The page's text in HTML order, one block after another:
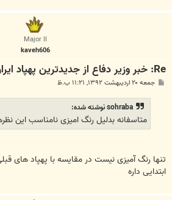
Major II
kaveh606
Re: خبر وزیر دفاع از جدیدترین پهپاد ایران
جمعه ۲۰ اردیبهشت ۱۳۹۲, ۱۱:۲۱ ب.ظ
sohraba نوشته شده:
متاسفانه بدلیل رنگ امیزی نامناسب این
تنها رنگ آمیزی نیست در مقایسه با پهپاد های
ابتدایی داره